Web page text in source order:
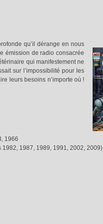
qu’il dérange en nous
émission de radio consacrée
qui manifestement ne
sur l’impossibilité pour les
leurs besoins n’importe où !
1966
1982, 1987, 1989, 1991, 2002, 2009)